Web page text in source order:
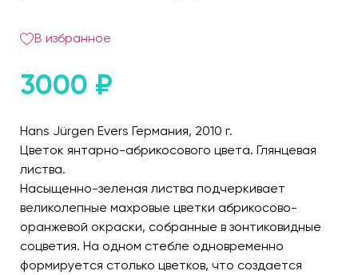
В избранное
3000 ₽
Hans Jürgen Evers Германия, 2010 г.
Цветок янтарно-абрикосового цвета. Глянцевая
листва.
Насыщенно-зеленая листва подчеркивает
великолепные махровые цветки абрикосово-
оранжевой окраски, собранные в зонтиковидные
соцветия. На одном стебле одновременно
формируется столько цветков, что создается